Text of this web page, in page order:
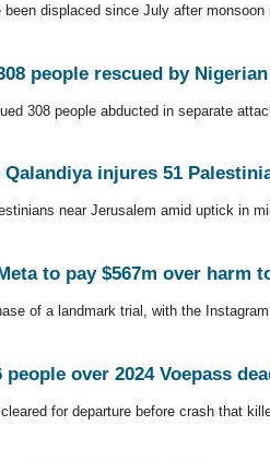
displaced since July after monsoon
people rescued by
308 people abducted in separate
Qalandiya injures 51
near Jerusalem amid uptick in
to pay $567m over harm
of a landmark trial, with the
over 2024 Voepass
for departure before crash that